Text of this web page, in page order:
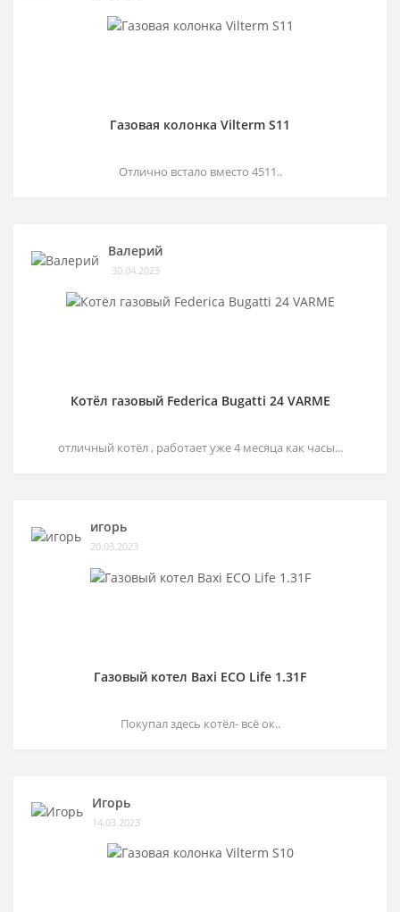
Газовая колонка Vilterm S11
Отлично встало вместо 4511..
Валерий
30.04.2023
Котёл газовый Federica Bugatti 24 VARME
отличный котёл , работает уже 4 месяца как часы...
игорь
20.03.2023
Газовый котел Baxi ECO Life 1.31F
Покупал здесь котёл- всё ок..
Игорь
14.03.2023